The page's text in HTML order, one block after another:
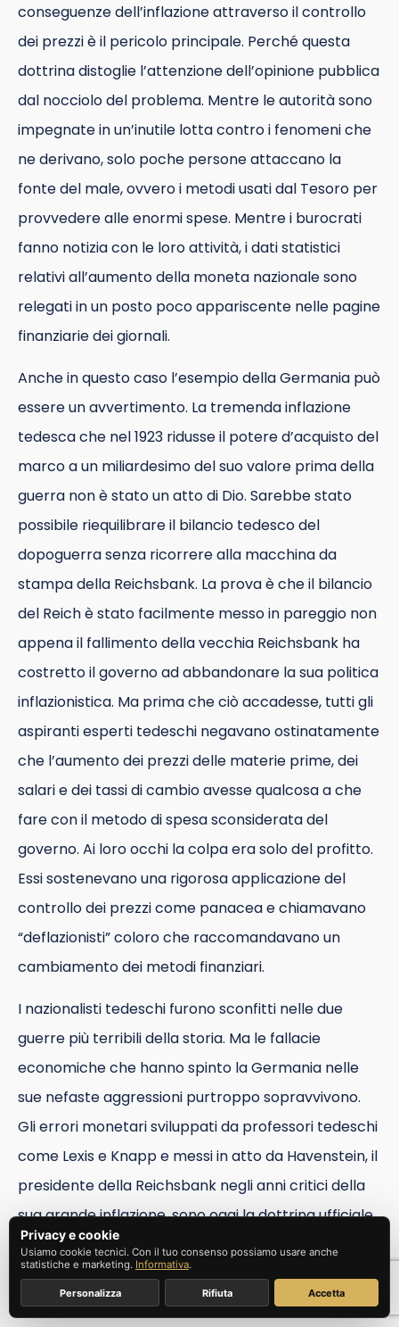
conseguenze dell’inflazione attraverso il controllo
dei prezzi è il pericolo principale. Perché questa
dottrina distoglie l’attenzione dell’opinione pubblica
dal nocciolo del problema. Mentre le autorità sono
impegnate in un’inutile lotta contro i fenomeni che
ne derivano, solo poche persone attaccano la
fonte del male, ovvero i metodi usati dal Tesoro per
provvedere alle enormi spese. Mentre i burocrati
fanno notizia con le loro attività, i dati statistici
relativi all’aumento della moneta nazionale sono
relegati in un posto poco appariscente nelle pagine
finanziarie dei giornali.
Anche in questo caso l’esempio della Germania può
essere un avvertimento. La tremenda inflazione
tedesca che nel 1923 ridusse il potere d’acquisto del
marco a un miliardesimo del suo valore prima della
guerra non è stato un atto di Dio. Sarebbe stato
possibile riequilibrare il bilancio tedesco del
dopoguerra senza ricorrere alla macchina da
stampa della Reichsbank. La prova è che il bilancio
del Reich è stato facilmente messo in pareggio non
appena il fallimento della vecchia Reichsbank ha
costretto il governo ad abbandonare la sua politica
inflazionistica. Ma prima che ciò accadesse, tutti gli
aspiranti esperti tedeschi negavano ostinatamente
che l’aumento dei prezzi delle materie prime, dei
salari e dei tassi di cambio avesse qualcosa a che
fare con il metodo di spesa sconsiderata del
governo. Ai loro occhi la colpa era solo del profitto.
Essi sostenevano una rigorosa applicazione del
controllo dei prezzi come panacea e chiamavano
“deflazionisti” coloro che raccomandavano un
cambiamento dei metodi finanziari.
I nazionalisti tedeschi furono sconfitti nelle due
guerre più terribili della storia. Ma le fallacie
economiche che hanno spinto la Germania nelle
sue nefaste aggressioni purtroppo sopravvivono.
Gli errori monetari sviluppati da professori tedeschi
come Lexis e Knapp e messi in atto da Havenstein, il
presidente della Reichsbank negli anni critici della
sua grande inflazione, sono oggi la dottrina ufficiale
della Francia e di molti altri paesi europei. Non c’è
bisogno che gli Stati Uniti importino queste
assurdità.
Privacy e cookie
Usiamo cookie tecnici. Con il tuo consenso possiamo usare anche
statistiche e marketing. Informativa.
Personalizza Rifiuta Accetta